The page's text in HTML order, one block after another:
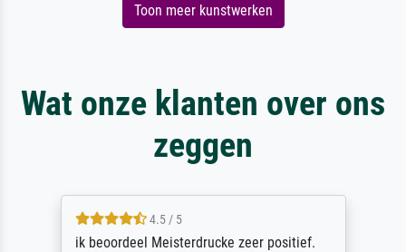
Toon meer kunstwerken
Wat onze klanten over ons
zeggen
4.5 / 5
ik beoordeel Meisterdrucke zeer positief.